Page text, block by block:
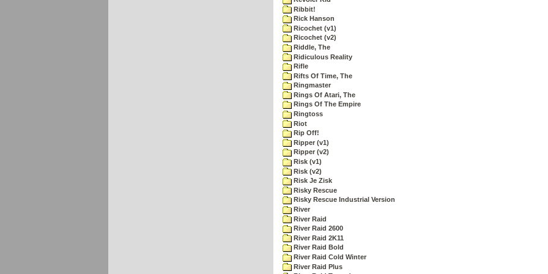
Ribbit!
Rick Hanson
Ricochet (v1)
Ricochet (v2)
Riddle, The
Ridiculous Reality
Rifle
Rifts Of Time, The
Ringmaster
Rings Of Atari, The
Rings Of The Empire
Ringtoss
Riot
Rip Off!
Ripper (v1)
Ripper (v2)
Risk (v1)
Risk (v2)
Risk Je Zisk
Risky Rescue
Risky Rescue Industrial Version
River
River Raid
River Raid 2600
River Raid 2K11
River Raid Bold
River Raid Cold Winter
River Raid Plus